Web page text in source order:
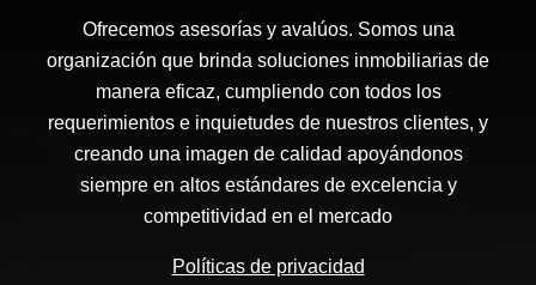
Ofrecemos asesorías y avalúos. Somos una
organización que brinda soluciones inmobiliarias de
manera eficaz, cumpliendo con todos los
requerimientos e inquietudes de nuestros clientes, y
creando una imagen de calidad apoyándonos
siempre en altos estándares de excelencia y
competitividad en el mercado
Políticas de privacidad